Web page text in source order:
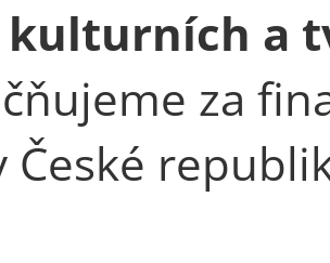
kulturních a
za
České